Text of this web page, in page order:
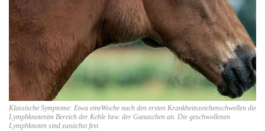
Klassische Symptome: Etwa eineWoche nach den ersten Krankheitszeichenschwellen die
Lymphknotenim Bereich der Kehle bzw. der Ganaschen an. Die geschwollenen
Lymphknoten sind zunächst fest.